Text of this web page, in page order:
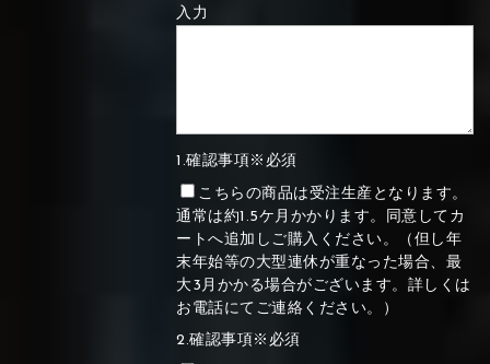
入力
1.確認事項※必須
こちらの商品は受注生産となります。
通常は約1.5ケ月かかります。同意してカ
ートへ追加しご購入ください。（但し年
末年始等の大型連休が重なった場合、最
大3月かかる場合がございます。詳しくは
お電話にてご連絡ください。）
2.確認事項※必須